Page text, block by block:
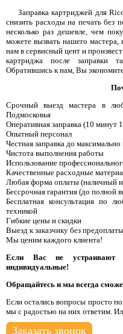
Заправка картриджей для
снизить расходы на печать без
несколько раз дешевле, чем
можете вызвать нашего
нам в сервисный цент и
картриджа после заправки
Обратившись к нам, Вы
Срочный выезд мастера в
Подмосковья
Оперативная заправка (10 минут
Опытный персонал
Честная заправка до
Чистота выполнения работы
Использование
Качественные расходные
Любая форма оплаты (наличный
Бессрочная гарантия (до полной
Бесплатная консультация по
техникой
Гибкие цены и скидки
Выезд к заказчику без предоплаты
Мы ценим каждого клиента!
Если Вас не устраивают
индивидуальные!
Обращайтесь и мы всегда
Если остались вопросы просто
мы с радостью на них ответим.
Заказать звонок